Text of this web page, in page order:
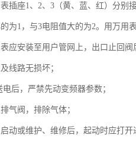
插座1、2、3（黄、蓝、红）分别
为1，与3电阻值大的为2。用万用
应安装至用户管网上，出口止回阀
线路无损坏；
后，严禁先动变频器参数；
气阀，排除气体；
动或维护、维修后，起动时应打